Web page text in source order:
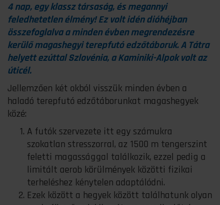
4 nap, egy klassz társaság, és megannyi
feledhetetlen élmény! Ez volt idén dióhéjban
összefoglalva a minden évben megrendezésre
kerülő magashegyi terepfutó edzőtáboruk. A Tátra
helyett ezúttal Szlovénia, a Kaminiki-Alpok volt az
úticél.
Jellemzően két okból visszük minden évben a
haladó terepfutó edzőtáborunkat magashegyek
közé:
A futók szervezete itt egy számukra
szokatlan stresszorral, az 1500 m tengerszint
feletti magassággal találkozik, ezzel pedig a
limitált aerob körülmények közötti fizikai
terheléshez kénytelen adaptálódni.
Ezek között a hegyek között találhatunk olyan